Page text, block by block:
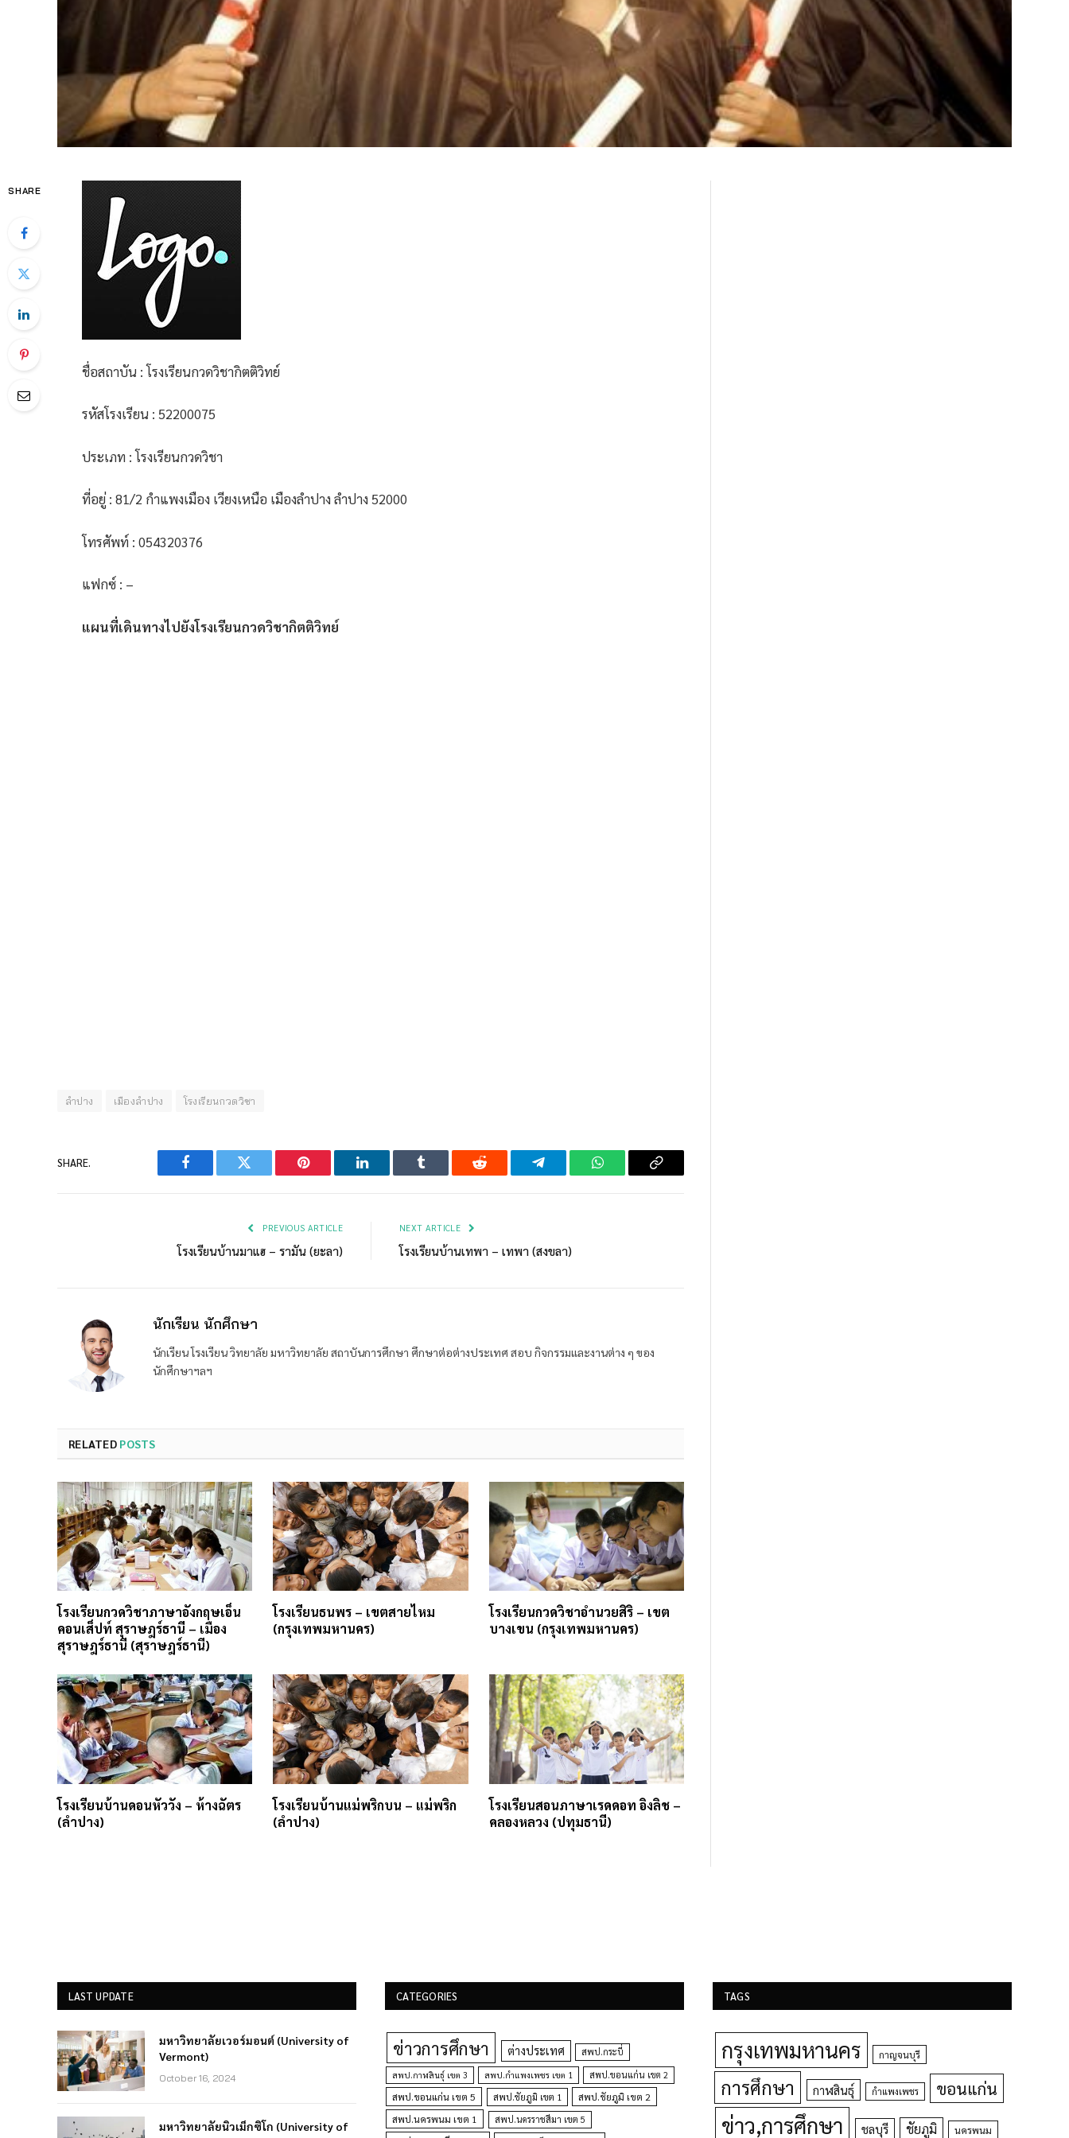
SHARE
ชื่อสถาบัน : โรงเรียนกวดวิชากิตติวิทย์
รหัสโรงเรียน : 52200075
ประเภท : โรงเรียนกวดวิชา
ที่อยู่ : 81/2 กำแพงเมือง เวียงเหนือ เมืองลำปาง ลำปาง 52000
โทรศัพท์ : 054320376
แฟกซ์ : –
แผนที่เดินทางไปยังโรงเรียนกวดวิชากิตติวิทย์
ลำปาง เมืองลำปาง โรงเรียนกวดวิชา
SHARE.
Facebook Twitter Pinterest LinkedIn Tumblr Reddit Telegram WhatsAppCopy
PREVIOUS ARTICLE
โรงเรียนบ้านมาแฮ – รามัน (ยะลา)
NEXT ARTICLE
โรงเรียนบ้านเทพา – เทพา (สงขลา)
นักเรียน นักศึกษา
นักเรียน โรงเรียน วิทยาลัย มหาวิทยาลัย สถาบันการศึกษา ศึกษาต่อต่างประเทศ สอบ กิจกรรมและงานต่าง ๆ ของ
นักศึกษาฯลฯ
RELATED POSTS
โรงเรียนกวดวิชาภาษาอังกฤษเอ็น
คอนเส็ปท์ สุราษฎร์ธานี – เมือง
สุราษฎร์ธานี (สุราษฎร์ธานี)
โรงเรียนธนพร – เขตสายไหม
(กรุงเทพมหานคร)
โรงเรียนกวดวิชาอำนวยสิริ – เขต
บางเขน (กรุงเทพมหานคร)
โรงเรียนบ้านดอนหัววัง – ห้างฉัตร
(ลำปาง)
โรงเรียนบ้านแม่พริกบน – แม่พริก
(ลำปาง)
โรงเรียนสอนภาษาเรดดอท อิงลิช –
คลองหลวง (ปทุมธานี)
LAST UPDATE
มหาวิทยาลัยเวอร์มอนต์ (University of
Vermont)
October 16, 2024
มหาวิทยาลัยนิวเม็กซิโก (University of
CATEGORIES
ข่าวการศึกษา ต่างประเทศ สพป.กระบี่
สพป.กาฬสินธุ์ เขต 3 สพป.กำแพงเพชร เขต 1 สพป.ขอนแก่น เขต 2
สพป.ขอนแก่น เขต 5 สพป.ชัยภูมิ เขต 1
สพป.ชัยภูมิ เขต 2
สพป.นครพนม เขต 1
สพป.นครราชสีมา เขต 5
TAGS
กรุงเทพมหานคร กาญจนบุรี
การศึกษา กาฬสินธุ์ กำแพงเพชร ขอนแก่น
ข่าว,การศึกษา ชลบุรี ชัยภูมิ นครพนม